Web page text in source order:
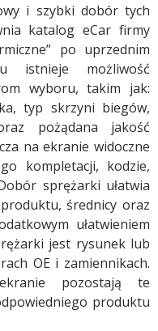
i szybki dobór tych
katalog eCar firmy
po uprzednim
istnieje możliwość
wyboru, takim jak:
typ skrzyni biegów,
pożądana jakość
na ekranie widoczne
kompletacji, kodzie,
sprężarki ułatwia
średnicy oraz
ułatwieniem
jest rysunek lub
OE i zamiennikach.
pozostają te
produktu